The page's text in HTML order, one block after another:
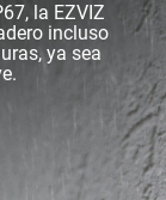
la EZVIZ
incluso
ya sea